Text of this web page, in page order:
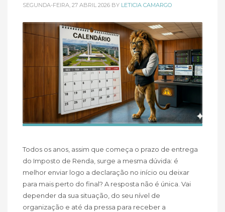
SEGUNDA-FEIRA, 27 ABRIL 2026 BY LETICIA CAMARGO
Todos os anos, assim que começa o prazo de entrega
do Imposto de Renda, surge a mesma dúvida: é
melhor enviar logo a declaração no início ou deixar
para mais perto do final? A resposta não é única. Vai
depender da sua situação, do seu nível de
organização e até da pressa para receber a